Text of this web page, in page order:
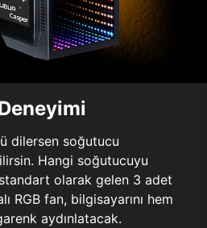
dilersen soğutucu
Hangi soğutucuyu
olarak gelen 3 adet
RGB fan, bilgisayarını hem
aydınlatacak.